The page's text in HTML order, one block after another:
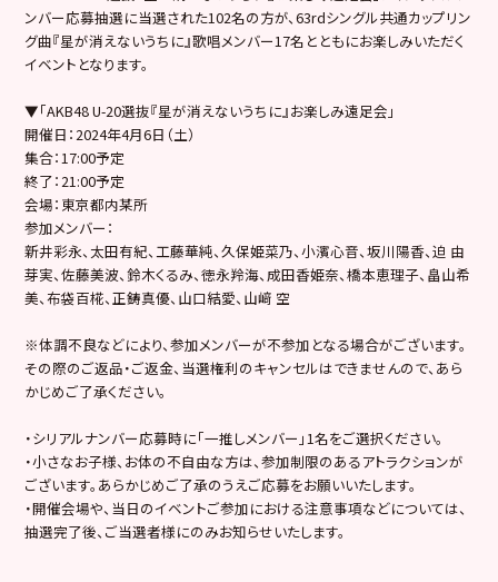
ンバー応募抽選に当選された102名の方が、63rdシングル共通カップリン
グ曲『星が消えないうちに』歌唱メンバー17名とともにお楽しみいただく
イベントとなります。
▼「AKB48 U-20選抜『星が消えないうちに』お楽しみ遠足会」
開催日：2024年4月6日（土）
集合：17:00予定
終了：21:00予定
会場：東京都内某所
参加メンバー：
新井彩永、太田有紀、工藤華純、久保姫菜乃、小濱心音、坂川陽香、迫 由
芽実、佐藤美波、鈴木くるみ、徳永羚海、成田香姫奈、橋本恵理子、畠山希
美、布袋百椛、正鋳真優、山口結愛、山﨑 空
※体調不良などにより、参加メンバーが不参加となる場合がございます。
その際のご返品・ご返金、当選権利のキャンセルはできませんので、あら
かじめご了承ください。
・シリアルナンバー応募時に「一推しメンバー」1名をご選択ください。
・小さなお子様、お体の不自由な方は、参加制限のあるアトラクションが
ございます。あらかじめご了承のうえご応募をお願いいたします。
・開催会場や、当日のイベントご参加における注意事項などについては、
抽選完了後、ご当選者様にのみお知らせいたします。